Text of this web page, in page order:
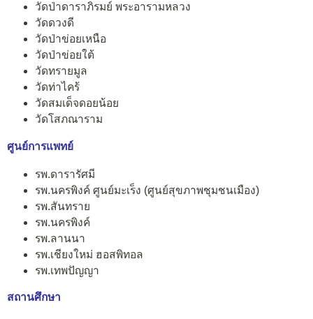
วัดป่าดาราภิรมย์ พระอารามหลวง
วัดดวงดี
วัดป่าข่อยเหนือ
วัดป่าข่อยใต้
วัดทรายมูล
วัดท่าไคร้
วัดสมเด็จดอยน้อย
วัดโสภณาราม
ศูนย์การแพทย์
รพ.ดารารัศมี
รพ.นครพิงค์ ศูนย์มะเร็ง (ศูนย์สุขภาพชุมชนเมือง)
รพ.สันทราย
รพ.นครพิงค์
รพ.ลานนา
รพ.เชียงใหม่ ฮอสพิทอล
รพ.เทพปัญญา
สถานศึกษา